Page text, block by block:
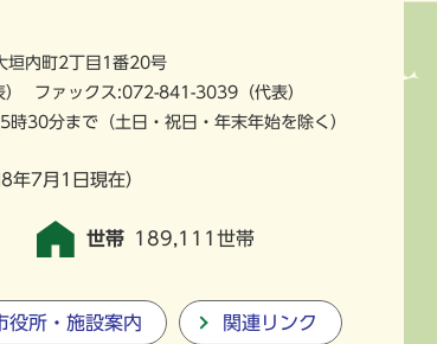
垣内町2丁目1番20号
） ファックス:072-841-3039（代表）
時30分まで （土日・祝日・年末年始を除く）
8年7月1日現在）
世帯 189,111世帯
役所・施設案内 関連リンク